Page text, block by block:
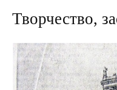
Творчество,